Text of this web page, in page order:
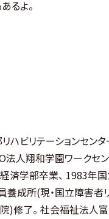
るよ。
ハビリテーションセン
法人翔和学園ワークセ
済学部卒業、 1983年
成所(現・国立障害者
)修了。 社会福祉法人